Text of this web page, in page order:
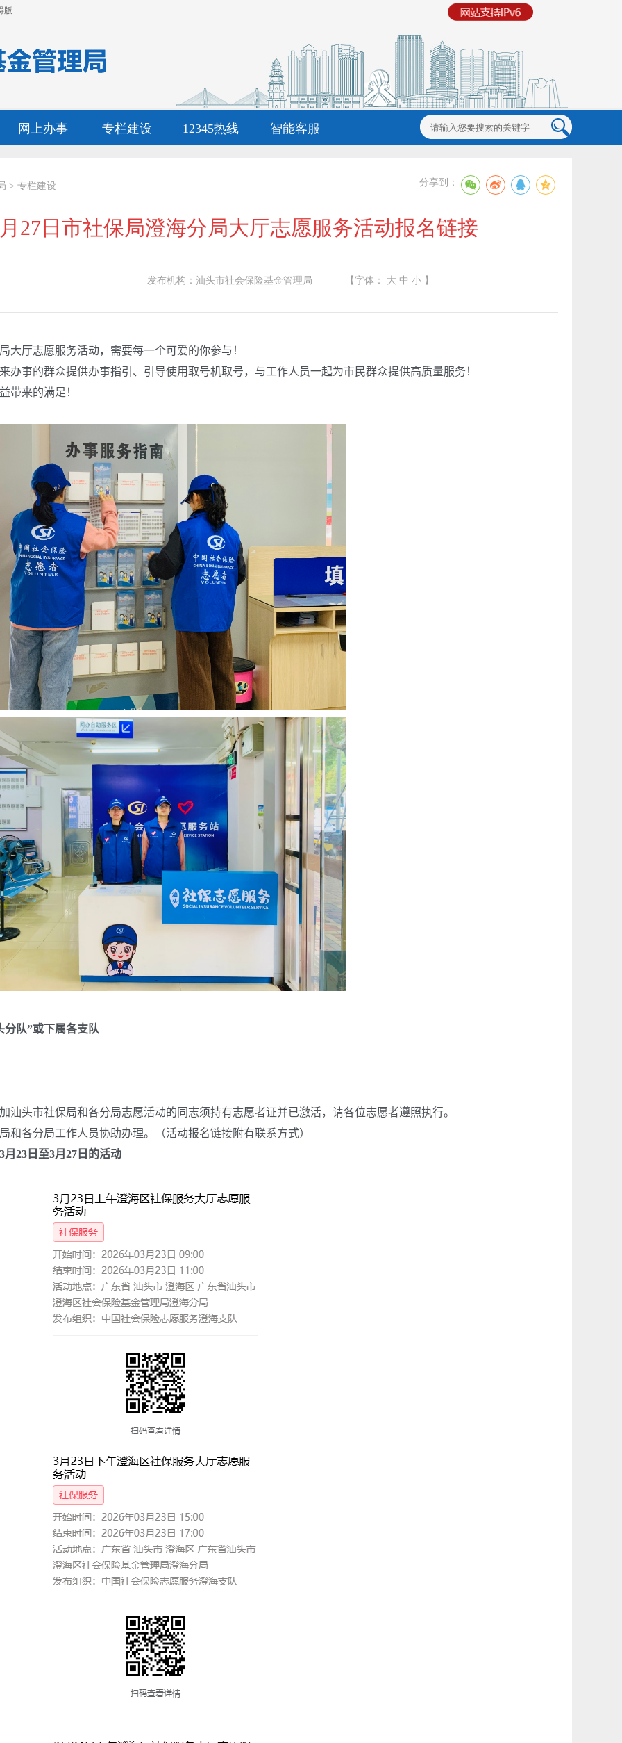
版
网上办事 专栏建设 12345热线 智能客服
> 专栏建设 分享到：
27日市社保局澄海分局大厅志愿服务活动报名链接
发布机构：汕头市社会保险基金管理局 【字体： 大 中 小 】
大厅志愿服务活动，需要每一个可爱的你参与！
办事的群众提供办事指引、引导使用取号机取号， 与工作人员一起为市民群众提供高质量服务！
来的满足！
分队”或下属各支队
头市社保局和各分局志愿活动的同志须持有志愿者证并已激活，请各位志愿者遵照执行。
和各分局工作人员协助办理。（活动报名链接附有联系方式）
3月 23 日至3月 27 日的活动